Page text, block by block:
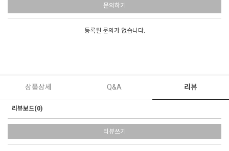
문의하기
등록된 문의가 없습니다.
상품상세 Q&A 리뷰
리뷰보드(0)
리뷰쓰기